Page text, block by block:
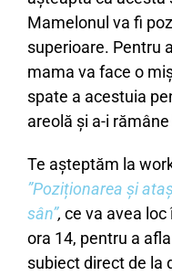
Mamelonul va fi
superioare. Pentru
mama va face o
spate a acestuia
areolă și a-i
Te așteptăm la
”Poziționarea și
sân”, ce va avea loc
ora 14, pentru a
subiect direct de la